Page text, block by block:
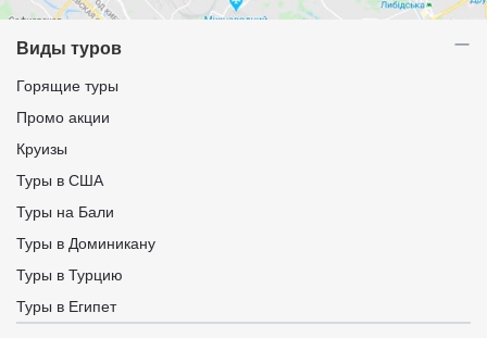
Виды туров
Горящие туры
Промо акции
Круизы
Туры в США
Туры на Бали
Туры в Доминикану
Туры в Турцию
Туры в Египет